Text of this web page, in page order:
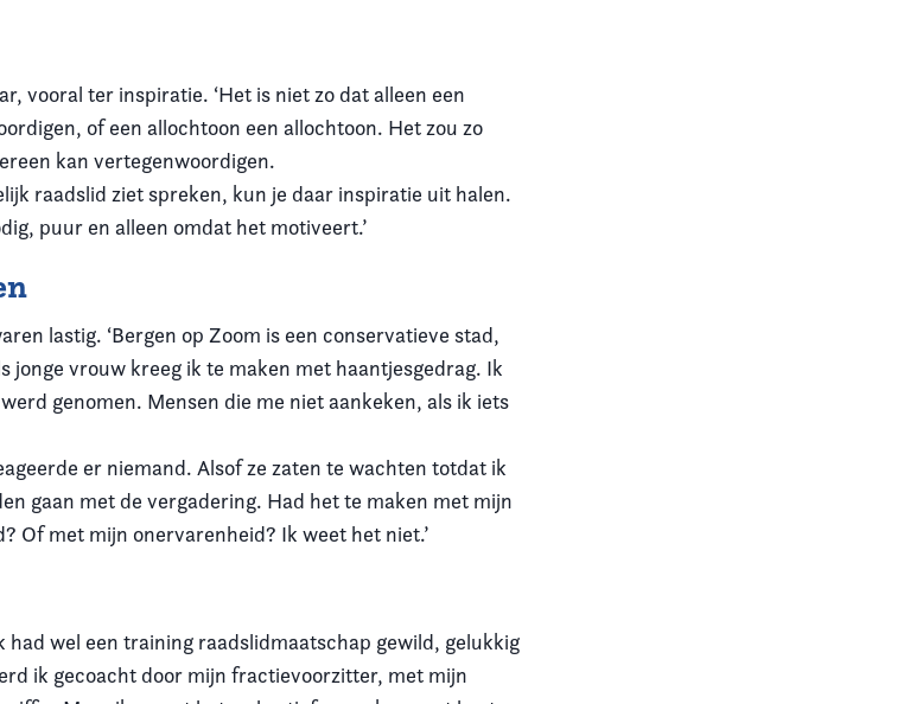
vooral ter inspiratie. ‘Het is niet zo dat alleen een
of een allochtoon een allochtoon. Het zou zo
kan vertegenwoordigen.
raadslid ziet spreken, kun je daar inspiratie uit halen.
puur en alleen omdat het motiveert.’
lastig. ‘Bergen op Zoom is een conservatieve stad,
jonge vrouw kreeg ik te maken met haantjesgedrag. Ik
genomen. Mensen die me niet aankeken, als ik iets
er niemand. Alsof ze zaten te wachten totdat ik
gaan met de vergadering. Had het te maken met mijn
Of met mijn onervarenheid? Ik weet het niet.’
had wel een training raadslidmaatschap gewild, gelukkig
ik gecoacht door mijn fractievoorzitter, met mijn